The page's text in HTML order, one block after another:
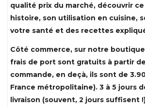
qualité prix du marché, découvrir
histoire, son utilisation en cuisine,
votre santé et des recettes
Côté commerce, sur notre
frais de port sont gratuits à partir
commande, en deçà, ils sont de
France métropolitaine). 3 à 5 jours
livraison (souvent, 2 jours suffisent